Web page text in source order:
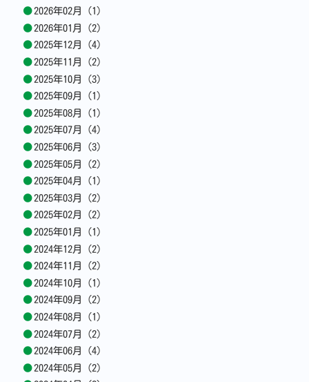
2026年02月 (1)
2026年01月 (2)
2025年12月 (4)
2025年11月 (2)
2025年10月 (3)
2025年09月 (1)
2025年08月 (1)
2025年07月 (4)
2025年06月 (3)
2025年05月 (2)
2025年04月 (1)
2025年03月 (2)
2025年02月 (2)
2025年01月 (1)
2024年12月 (2)
2024年11月 (2)
2024年10月 (1)
2024年09月 (2)
2024年08月 (1)
2024年07月 (2)
2024年06月 (4)
2024年05月 (2)